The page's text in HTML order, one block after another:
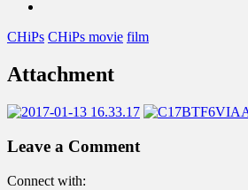
CHiPs CHiPs movie film
Attachment
Leave a Comment
Connect with: